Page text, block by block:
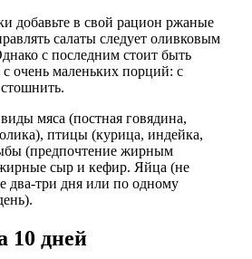
добавьте в свой рацион ржаные
салаты следует оливковым
с последним стоит быть
очень маленьких порций: с
мяса (постная говядина,
птицы (курица, индейка,
(предпочтение жирным
сыр и кефир. Яйца (не
два-три дня или по одному
10 дней